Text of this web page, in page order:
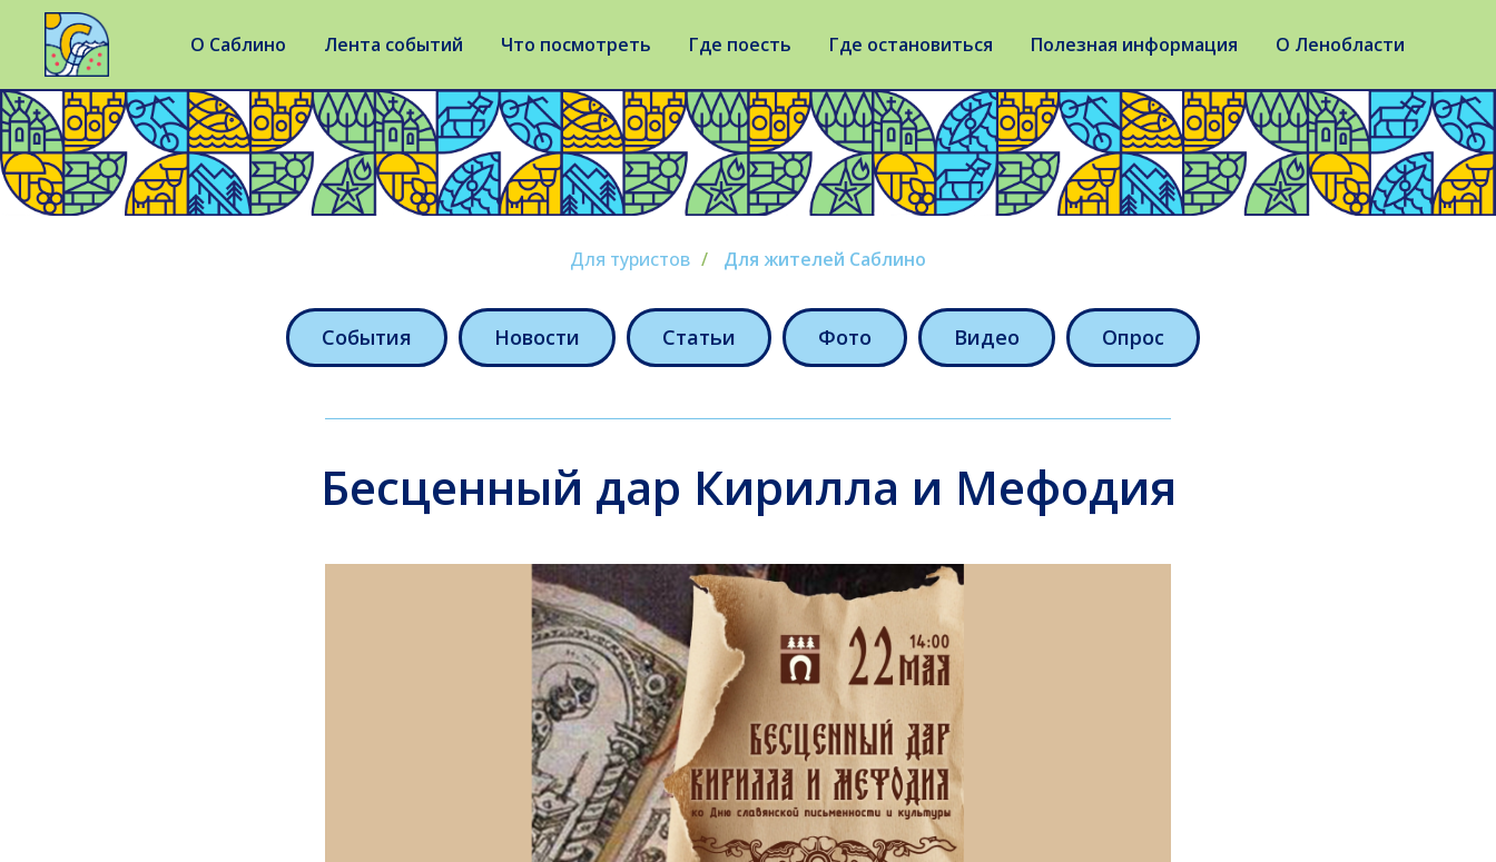
О Саблино Лента событий Что посмотреть Где поесть Где остановиться Полезная информация О Ленобласти
Для туристов / Для жителей Саблино
События Новости Статьи Фото Видео Опрос
Бесценный дар Кирилла и Мефодия